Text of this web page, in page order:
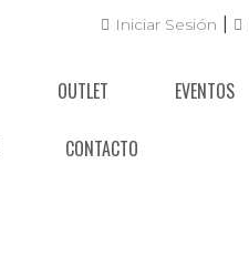
Iniciar Sesión
OUTLET EVENTOS
CONTACTO